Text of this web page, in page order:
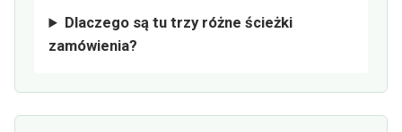
Dlaczego są tu trzy różne ścieżki
zamówienia?